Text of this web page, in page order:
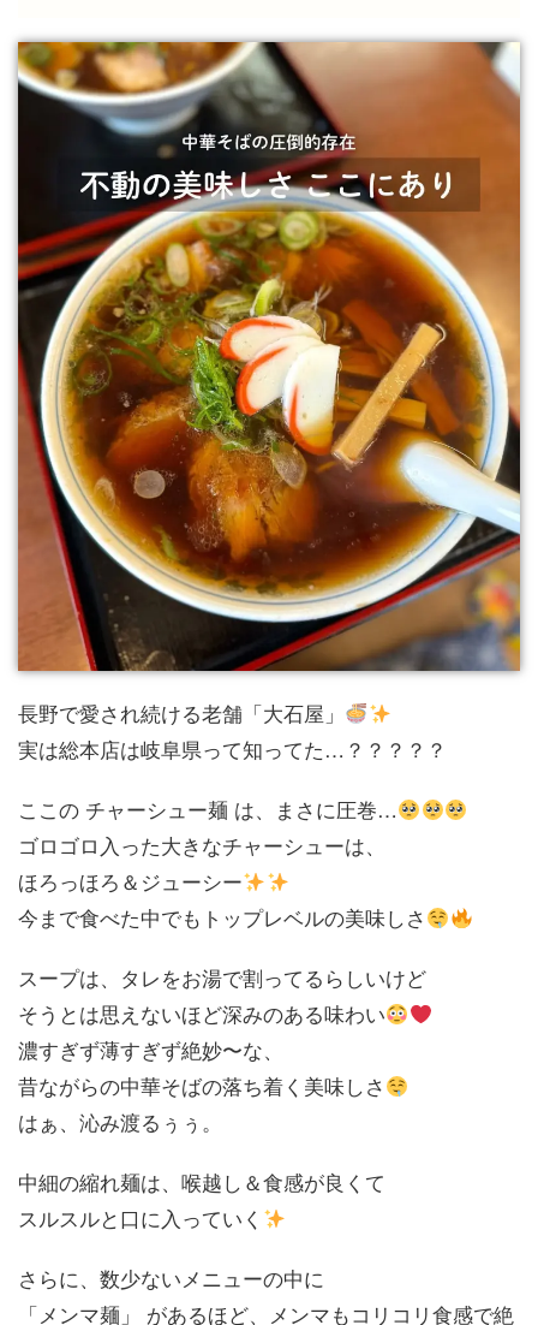
長野で愛され続ける老舗「大石屋」
実は総本店は岐阜県って知ってた…？？？？？
ここの チャーシュー麺 は、まさに圧巻…
ゴロゴロ入った大きなチャーシューは、
ほろっほろ＆ジューシー
今まで食べた中でもトップレベルの美味しさ
スープは、タレをお湯で割ってるらしいけど
そうとは思えないほど深みのある味わい
濃すぎず薄すぎず絶妙〜な、
昔ながらの中華そばの落ち着く美味しさ
はぁ、沁み渡るぅぅ。
中細の縮れ麺は、喉越し＆食感が良くて
スルスルと口に入っていく
さらに、数少ないメニューの中に
「メンマ麺」 があるほど、メンマもコリコリ食感で絶